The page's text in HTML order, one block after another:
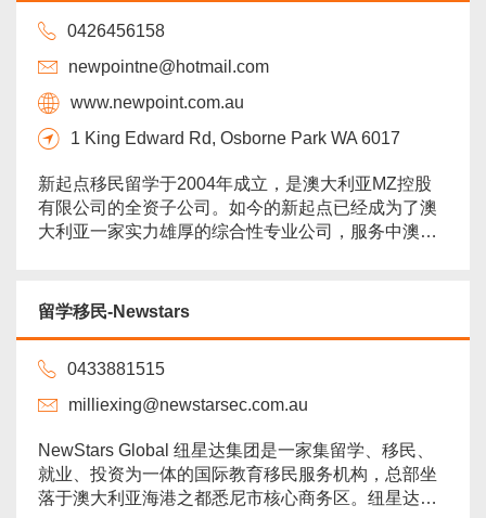
0426456158
newpointne@hotmail.com
www.newpoint.com.au
1 King Edward Rd, Osborne Park WA 6017
新起点移民留学于2004年成立，是澳大利亚MZ控股
有限公司的全资子公司。如今的新起点已经成为了澳
大利亚一家实力雄厚的综合性专业公司，服务中澳两
专门从事澳大利亚各类移民和留学业务。新起点事务
两位澳洲注册律师协助...
留学移民-Newstars
0433881515
milliexing@newstarsec.com.au
NewStars Global 纽星达集团是一家集留学、移民、
就业、投资为一体的国际教育移民服务机构，总部坐
落于澳大利亚海港之都悉尼市核心商务区。纽星达教